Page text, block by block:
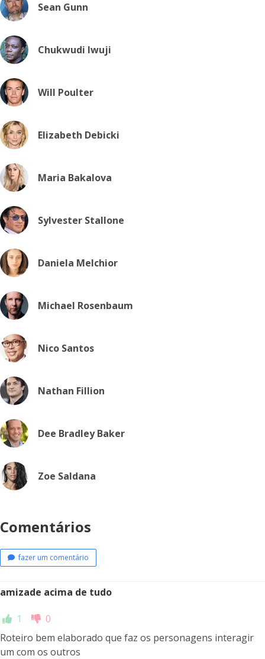
Sean Gunn
Chukwudi Iwuji
Will Poulter
Elizabeth Debicki
Maria Bakalova
Sylvester Stallone
Daniela Melchior
Michael Rosenbaum
Nico Santos
Nathan Fillion
Dee Bradley Baker
Zoe Saldana
Comentários
fazer um comentário
amizade acima de tudo
1
0
Roteiro bem elaborado que faz os personagens interagir
um com os outros